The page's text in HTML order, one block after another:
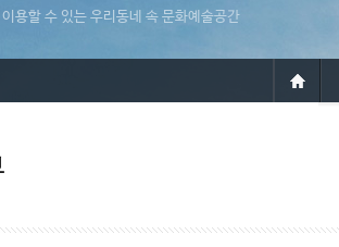
용할 수 있는 우리동네 속 문화예술공간